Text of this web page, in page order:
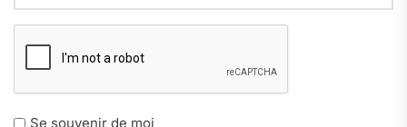
Se souvenir de moi